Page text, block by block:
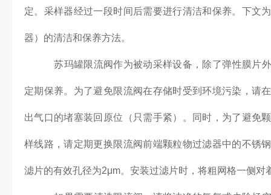
定。采样器经过一段时间后需要进行清洁和保养。下文
器）的清洁和保养方法。
苏玛罐限流阀作为被动采样设备，除了弹性膜片
定期保养。为了避免限流阀在存储时受到环境污染，请
出气口的堵塞装回原位（只需手紧）。同时，为了避免
样线路，请定期更换限流阀前端颗粒物过滤器中的不锈
滤片的有效孔径为2μm。安装过滤片时，将粗网格一侧对